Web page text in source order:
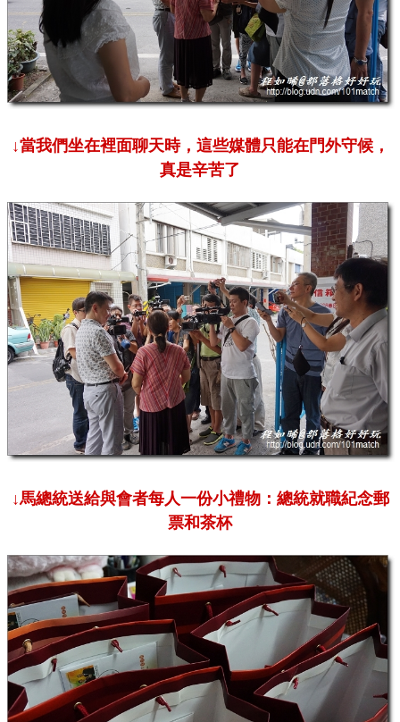
↓當我們坐在裡面聊天時，這些媒體只能在門外守候，
真是辛苦了
↓馬總統送給與會者每人一份小禮物：總統就職紀念郵
票和茶杯